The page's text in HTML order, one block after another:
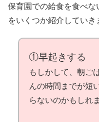
保育園での給食を食べな
をいくつか紹介していき
①早起きする
もしかして、朝ご
んの時間までが短
らないのかもしれ